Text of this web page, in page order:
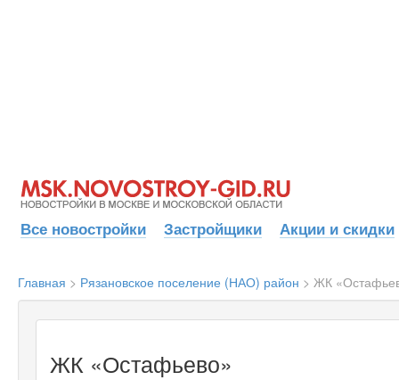
Все новостройки Застройщики Акции и скидки
Главная > Рязановское поселение (НАО) район > ЖК
ЖК «Остафьево»